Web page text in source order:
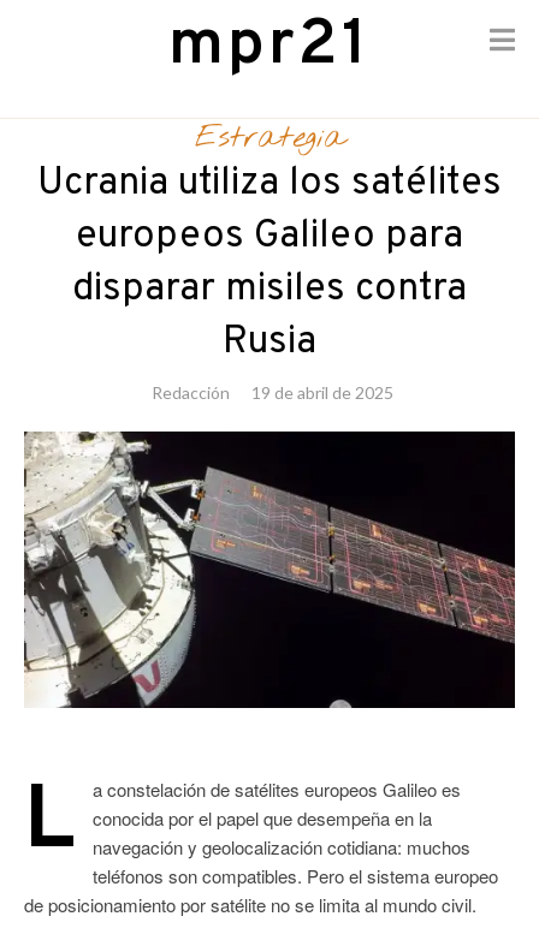
content
mpr21
Estrategia
Ucrania utiliza los satélites
europeos Galileo para
disparar misiles contra
Rusia
Redacción 19 de abril de 2025
L
a constelación de satélites europeos Galileo es
conocida por el papel que desempeña en la
navegación y geolocalización cotidiana: muchos
teléfonos son compatibles. Pero el sistema europeo
de posicionamiento por satélite no se limita al mundo civil.